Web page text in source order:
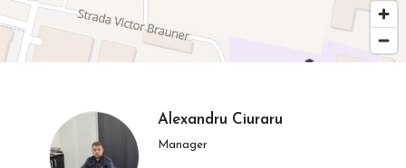
Alexandru Ciuraru
Manager